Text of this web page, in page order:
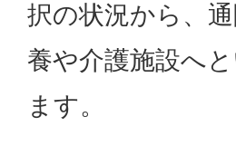
択の状況から、
養や介護施設へ
ます。